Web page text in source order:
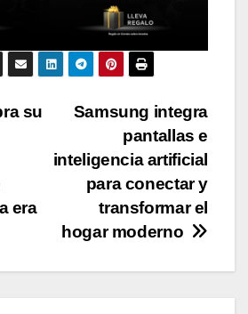
Samsung integra
pantallas e
inteligencia artificial
para conectar y
transformar el
hogar moderno
su
era